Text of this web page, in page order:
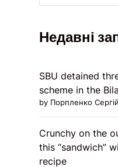
Недавні
SBU detained
scheme in the
by Порпленко Сергій
Crunchy on the
this “sandwich”
recipe